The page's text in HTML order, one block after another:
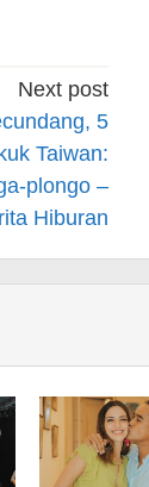
Next post
5
Taiwan:
plongo –
Hiburan